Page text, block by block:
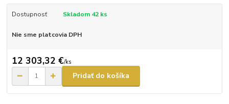
Dostupnosť Skladom 42 ks
Nie sme platcovia DPH
12 303,32 €/ks
Pridať do košíka